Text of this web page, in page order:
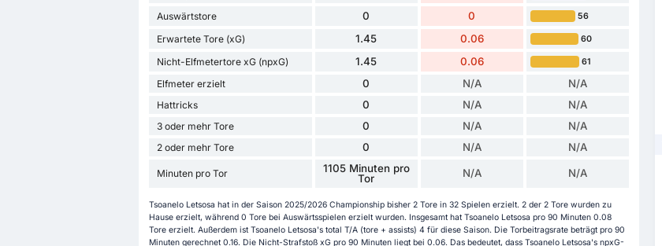
Auswärtstore 0 0 56
Erwartete Tore (xG) 1.45 0.06 60
Nicht-Elfmetertore xG (npxG) 1.45 0.06 61
Elfmeter erzielt 0 N/A N/A
Hattricks 0 N/A N/A
3 oder mehr Tore 0 N/A N/A
2 oder mehr Tore 0 N/A N/A
Minuten pro Tor
1105 Minuten pro
Tor
N/A N/A
Tsoanelo Letsosa hat in der Saison 2025/2026 Championship bisher 2 Tore in 32 Spielen erzielt. 2 der 2 Tore wurden zu
Hause erzielt, während 0 Tore bei Auswärtsspielen erzielt wurden. Insgesamt hat Tsoanelo Letsosa pro 90 Minuten 0.08
Tore erzielt. Außerdem ist Tsoanelo Letsosa's total T/A (tore + assists) 4 für diese Saison. Die Torbeitragsrate beträgt pro 90
Minuten gerechnet 0.16. Die Nicht-Strafstoß xG pro 90 Minuten liegt bei 0.06. Das bedeutet, dass Tsoanelo Letsosa's npxG-